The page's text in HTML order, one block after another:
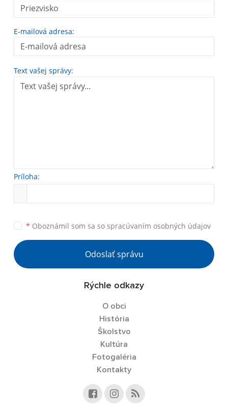
E-mailová adresa:
Text vašej správy:
Príloha:
* Oboznámil som sa so spracúvaním osobných údajov
Odoslať správu
Rýchle odkazy
O obci
História
Školstvo
Kultúra
Fotogaléria
Kontakty